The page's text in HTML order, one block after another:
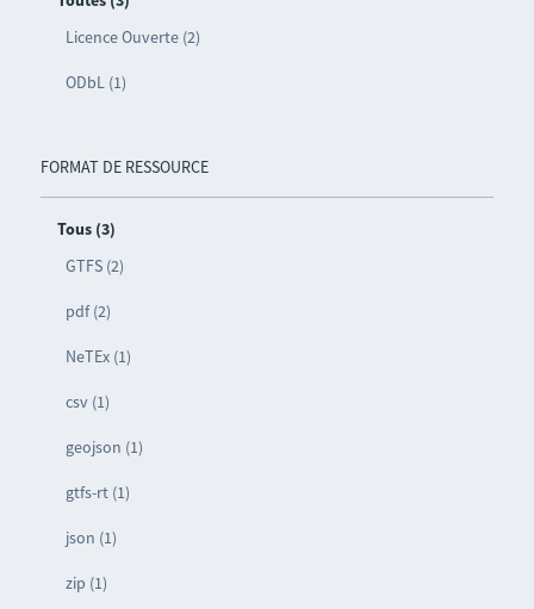
Licence Ouverte (2)
ODbL (1)
FORMAT DE RESSOURCE
Tous (3)
GTFS (2)
pdf (2)
NeTEx (1)
csv (1)
geojson (1)
gtfs-rt (1)
json (1)
zip (1)